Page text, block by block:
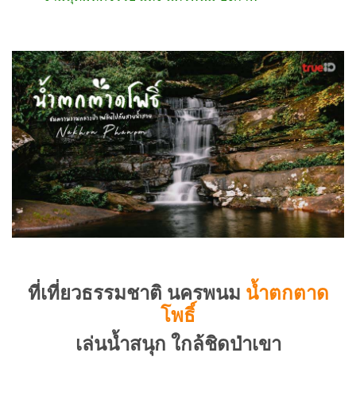
ที่เที่ยวธรรมชาติ นครพนม น้ำตกตาด
โพธิ์
เล่นน้ำสนุก ใกล้ชิดป่าเขา